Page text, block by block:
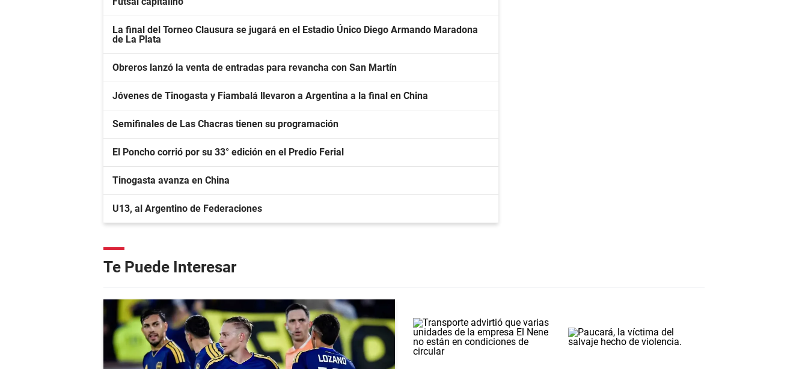
La final del Torneo Clausura se jugará en el Estadio Único Diego Armando Maradona
de La Plata
Obreros lanzó la venta de entradas para revancha con San Martín
Jóvenes de Tinogasta y Fiambalá llevaron a Argentina a la final en China
Semifinales de Las Chacras tienen su programación
El Poncho corrió por su 33° edición en el Predio Ferial
Tinogasta avanza en China
U13, al Argentino de Federaciones
Te Puede Interesar